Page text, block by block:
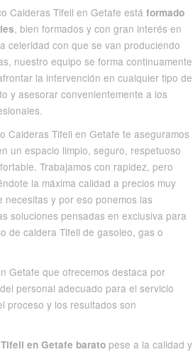
Calderas Tifell en Getafe está formado
, bien formados y con gran interés en
celeridad con que se van produciendo
nuestro equipo se forma continuamente
la intervención en cualquier tipo de
y asesorar convenientemente a los
Calderas Tifell en Getafe te aseguramos
un espacio limpio, seguro, respetuoso
Trabajamos con rapidez, pero
la máxima calidad a precios muy
necesitas y por eso ponemos las
soluciones pensadas en exclusiva para
de caldera Tifell de gasoleo, gas o
Getafe que ofrecemos destaca por
personal adecuado para el servicio
proceso y los resultados son
en Getafe barato pese a la calidad y